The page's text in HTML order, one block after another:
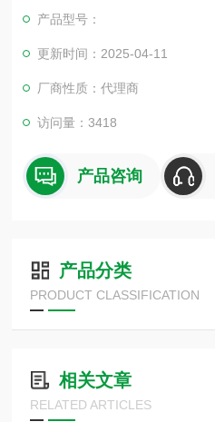
产品型号：
更新时间：2025-04-11
厂商性质：代理商
访问量：3418
产品咨询
产品分类
PRODUCT CLASSIFICATION
相关文章
RELATED ARTICLES